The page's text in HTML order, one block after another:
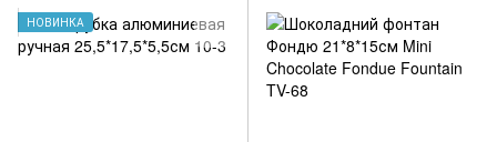
НОВИНКА